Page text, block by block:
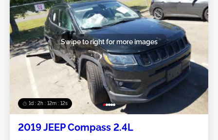
1d : 2h : 12m : 10s
Swipe to right for more images
2019 JEEP Compass 2.4L